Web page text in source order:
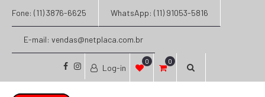
Fone: (11) 3876-6625 WhatsApp: (11) 91053-5816
E-mail: vendas@netplaca.com.br
facebook
instagram
Log-in
0 0